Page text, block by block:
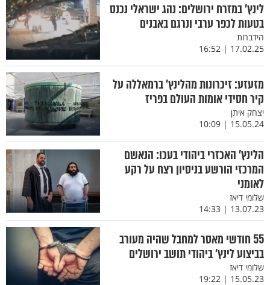
לינץ' במזרח ירושלים: נהג ישראלי נכנס
בטעות לכפר ערבי ונרגם באבנים
הידברות
17.02.25 | 16:52
מזעזע: זיכרונות מהלינץ' ברמאללה על
קיר חסידי אומות העולם בפריז
יצחק איתן
15.05.24 | 10:09
הלינץ' האכזרי ביהודי בעכו: הנאשם
המרכזי הורשע בניסיון רצח על רקע
לאומני
שלומי דיאז
13.07.23 | 14:33
55 חודשי מאסר למחבל שהיה מעורב
בביצוע לינץ’ ביהודי תושב ירושלים
שלומי דיאז
15.05.23 | 19:22